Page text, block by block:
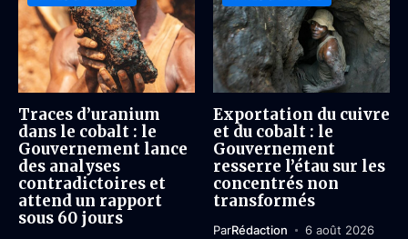
Traces d’uranium
dans le cobalt : le
Gouvernement lance
des analyses
contradictoires et
attend un rapport
sous 60 jours
Exportation du cuivre
et du cobalt : le
Gouvernement
resserre l’étau sur les
concentrés non
transformés
ParRédaction 6 août 2026